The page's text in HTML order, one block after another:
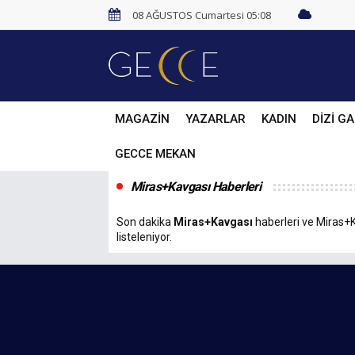
08 AĞUSTOS Cumartesi 05:08
MAGAZİN YAZARLAR KADIN DİZİ
GECCE MEKAN
Miras+Kavgası Haberleri
Son dakika Miras+Kavgası haberleri ve
listeleniyor.